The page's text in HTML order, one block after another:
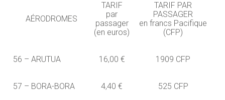
AÉRODROMES
TARIF
par
passager
(en euros)
TARIF PAR
PASSAGER
en francs Pacifique
(CFP)
56 – ARUTUA 16,00 € 1909 CFP
57 – BORA-BORA 4,40 € 525 CFP